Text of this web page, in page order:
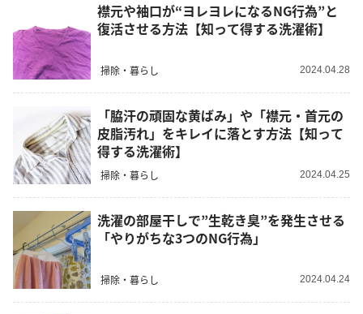
襟元や袖口が“ヨレヨレになるNG行為”と
復活させる方法【知って得する洗濯術】
掃除・暮らし 2024.04.28
「脇汗の頑固な黄ばみ」や「襟元・首元の
皮脂汚れ」をキレイに落とす方法【知って
得する洗濯術】
掃除・暮らし 2024.04.25
洗濯の部屋干しで”生乾き臭”を発生させる
「やりがちな3つのNG行為」
掃除・暮らし 2024.04.24